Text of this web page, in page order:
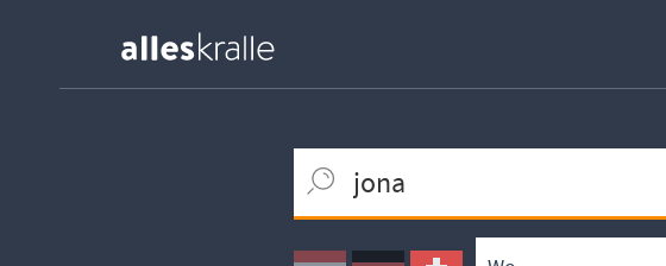
Ortssuche
Umkreissuche
Arbeitsform